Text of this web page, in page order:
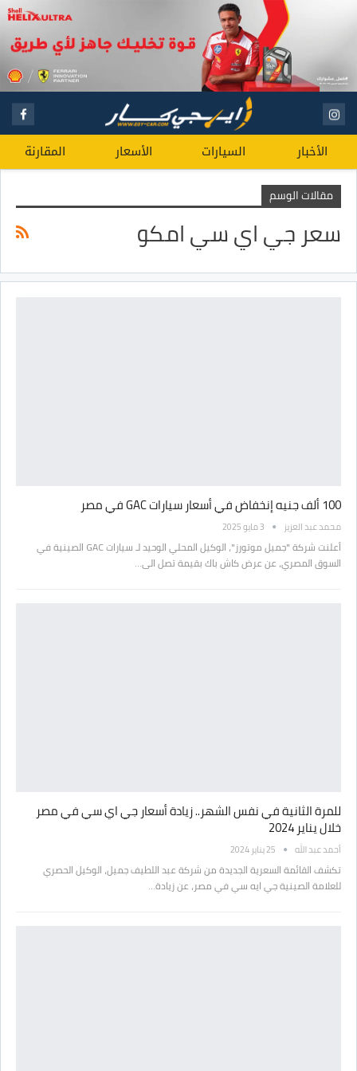
الأخبار السيارات الأسعار المقارنة
مقالات الوسم
سعر جي اي سي امكو
100 ألف جنيه إنخفاض في أسعار سيارات GAC في مصر
محمد عبد العزيز 3 مايو 2025
أعلنت شركة "جميل موتورز"، الوكيل المحلي الوحيد لـ سيارات GAC الصينية في
السوق المصري، عن عرض كاش باك بقيمة تصل الى…
للمرة الثانية في نفس الشهر.. زيادة أسعار جي اي سي في مصر
خلال يناير 2024
أحمد عبد الله 25 يناير 2024
تكشف القائمة السعرية الجديدة من شركة عبد اللطيف جميل، الوكيل الحصري
للعلامة الصينية جي ايه سي في مصر، عن زيادة…